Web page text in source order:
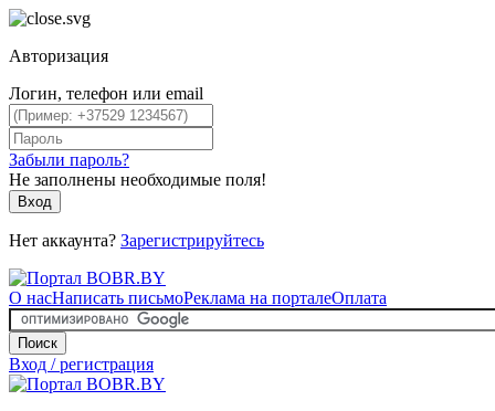
Авторизация
Логин, телефон или email
Забыли пароль?
Не заполнены необходимые поля!
Вход
Нет аккаунта? Зарегистрируйтесь
О насНаписать письмоРеклама на порталеОплата
Поиск
Вход / регистрация